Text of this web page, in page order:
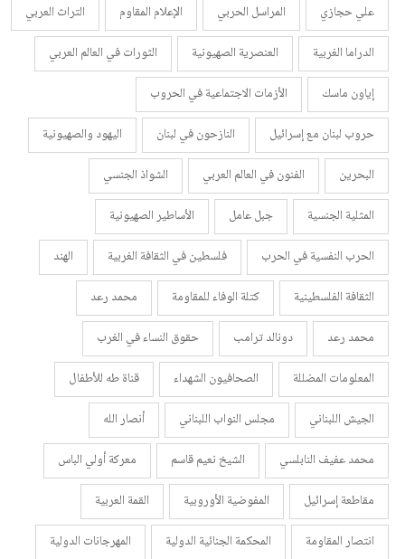
علي حجازي
المراسل الحربي الإعلام المقاوم
التراث العربي
الدراما الغربية
العنصرية الصهيونية
الثورات في العالم العربي
إياون ماسك
الأزمات الاجتماعية في الحروب
حروب لبنان مع إسرائيل
النازحون في لبنان
اليهود والصهيونية
البحرين
الفنون في العالم العربي
الشواذ الجنسي
المثلية الجنسية
جبل عامل
الأساطير الصهيونية
الحرب النفسية في الحرب
فلسطين في الثقافة الغربية
الهند
الثقافة الفلسطينية
كتلة الوفاء للمقاومة
محمد رعد
محمد رعد
دونالد ترامب
حقوق النساء في الغرب
المعلومات المضللة
الصحافيون الشهداء
قناة طه للأطفال
الجيش اللبناني
مجلس النواب اللبناني
أنصار الله
محمد عفيف النابلسي
الشيخ نعيم قاسم
معركة أولي الباس
مقاطعة إسرائيل
المفوضية الأوروبية
القمة العربية
انتصار المقاومة
المحكمة الجنائية الدولية
المهرجانات الدولية